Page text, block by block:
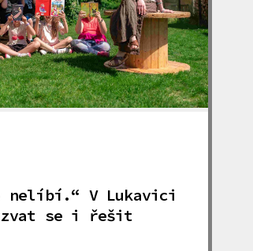
nelíbí.“ V Lukavici
se i řešit